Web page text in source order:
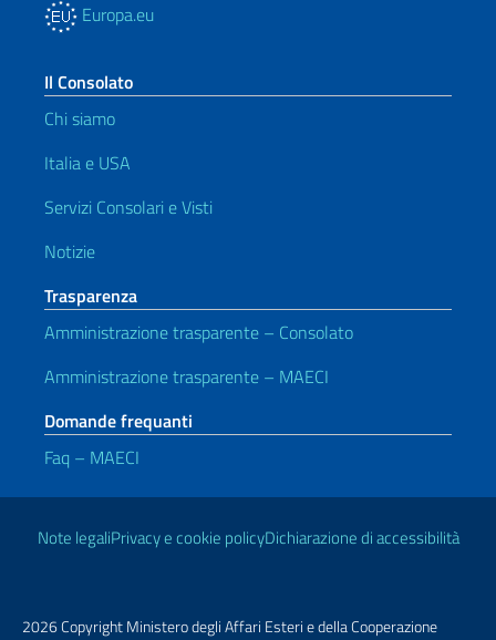
Europa.eu
Il Consolato
Chi siamo
Italia e USA
Servizi Consolari e Visti
Notizie
Trasparenza
Amministrazione trasparente – Consolato
Amministrazione trasparente – MAECI
Domande frequanti
Faq – MAECI
Link Utili
Note legaliPrivacy e cookie policyDichiarazione di accessibilità
2026 Copyright Ministero degli Affari Esteri e della Cooperazione